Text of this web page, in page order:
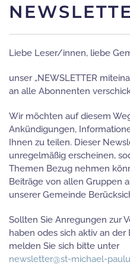
Liebe Leser/innen, liebe
unser „NEWSLETTER
an alle Abonnenten
Wir möchten auf diesem
Ankündigungen,
Ihnen zu teilen. Dieser
unregelmäßig erscheinen,
Themen Bezug nehmen
Beiträge von allen Gruppen
unserer Gemeinde
Sollten Sie Anregungen zur
haben odes sich aktiv an
melden Sie sich bitte unter
newsletter@st-michael-